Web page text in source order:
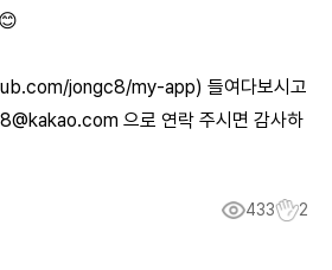
jongc8/my-app) 들여다보시고
으로 연락 주시면 감사하
433 2